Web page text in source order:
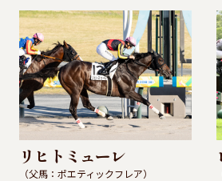
リヒトミューレ
（父馬：ポエティックフレア）